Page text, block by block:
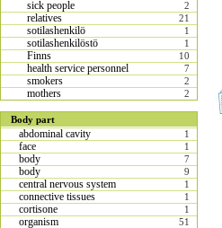
sick people 2
relatives 21
sotilashenkilö 1
sotilashenkilöstö 1
Finns 10
health service personnel 7
smokers 2
mothers 2
Body part
abdominal cavity 1
face 1
body 7
body 9
central nervous system 1
connective tissues 1
cortisone 1
organism 51